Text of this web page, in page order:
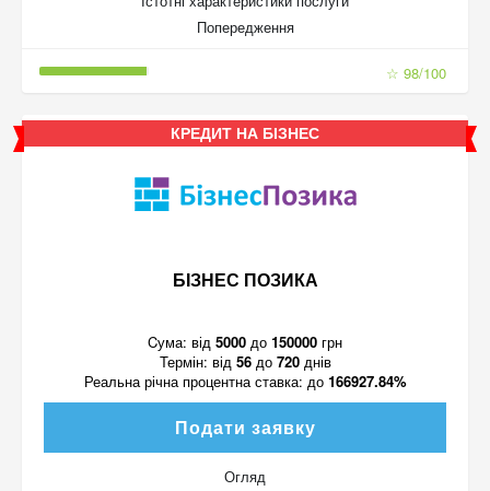
Попередження
☆ 98/100
КРЕДИТ НА БІЗНЕС
БІЗНЕС ПОЗИКА
Cума: від 5000 до 150000 грн
Термін: від 56до 720днів
Реальна річна процентна ставка: до 166927.84%
Подати заявку
Огляд